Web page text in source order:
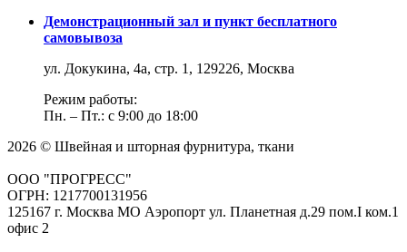
Демонстрационный зал и пункт бесплатного
самовывоза
ул. Докукина, 4а, стр. 1, 129226, Москва
Режим работы:
Пн. – Пт.: с 9:00 до 18:00
2026 © Швейная и шторная фурнитура, ткани
ООО "ПРОГРЕСС"
ОГРН: 1217700131956
125167 г. Москва МО Аэропорт ул. Планетная д.29 пом.I ком.1
офис 2